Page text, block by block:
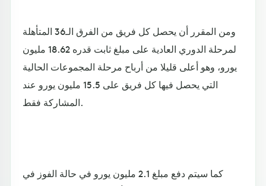
ومن المقرر أن يحصل كل فريق من الفرق الـ36 المتأهلة
لمرحلة الدوري العادية على مبلغ ثابت قدره 18.62 مليون
يورو، وهو أعلى قليلا من أرباح مرحلة المجموعات الحالية
التي يحصل فيها كل فريق على 15.5 مليون يورو عند
المشاركة فقط.
كما سيتم دفع مبلغ 2.1 مليون يورو في حالة الفوز في